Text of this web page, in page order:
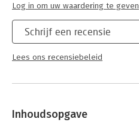
Schrijf een recensie
Lees ons recensiebeleid
Log in om uw waardering te geven
Inhoudsopgave